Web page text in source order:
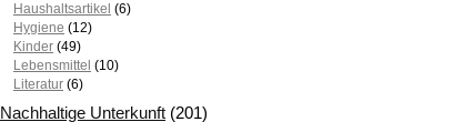
Haushaltsartikel (6)
Hygiene (12)
Kinder (49)
Lebensmittel (10)
Literatur (6)
Nachhaltige Unterkunft (201)